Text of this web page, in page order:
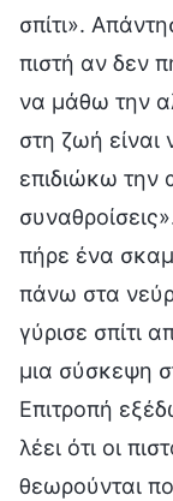
σπίτι».
πιστή αν δεν
να μάθω την
στη ζωή
επιδιώκω την
πήρε ένα
πάνω στα
γύρισε σπίτι
μια σύσκεψη
Επιτροπή
λέει ότι οι
θεωρούνται